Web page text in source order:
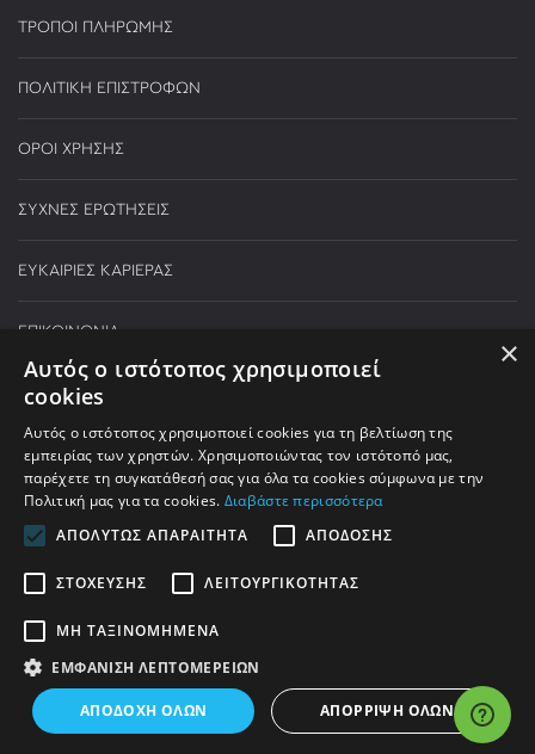
ΤΡΟΠΟΙ ΠΛΗΡΩΜΗΣ
ΠΟΛΙΤΙΚΗ ΕΠΙΣΤΡΟΦΩΝ
ΟΡΟΙ ΧΡΗΣΗΣ
ΣΥΧΝΕΣ ΕΡΩΤΗΣΕΙΣ
ΕΥΚΑΙΡΙΕΣ ΚΑΡΙΕΡΑΣ
ΕΠΙΚΟΙΝΩΝΙΑ
210 590 5000
ΔΕΥΤΕΡΑ - ΠΑΡΑΣΚΕΥΗ:
9:00 - 21:00
info@welhome.gr
Ⓒ2026 WELHOME
×
Αυτός ο ιστότοπος χρησιμοποιεί
cookies
Αυτός ο ιστότοπος χρησιμοποιεί cookies για τη βελτίωση της
εμπειρίας των χρηστών. Χρησιμοποιώντας τον ιστότοπό μας,
παρέχετε τη συγκατάθεσή σας για όλα τα cookies σύμφωνα με την
Πολιτική μας για τα cookies. Διαβάστε περισσότερα
ΑΠΟΛΎΤΩΣ ΑΠΑΡΑΊΤΗΤΑ
ΑΠΌΔΟΣΗΣ
ΣΤΌΧΕΥΣΗΣ ΛΕΙΤΟΥΡΓΙΚΌΤΗΤΑΣ
ΜΗ ΤΑΞΙΝΟΜΗΜΈΝΑ
ΕΜΦΆΝΙΣΗ ΛΕΠΤΟΜΕΡΕΙΏΝ
ΑΠΟΔΟΧΉ ΌΛΩΝ ΑΠΌΡΡΙΨΗ ΌΛΩΝ